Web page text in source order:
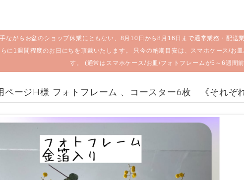
ながらお盆のショップ休業にともない、8月10日から8月16日まで通常業務・配送
に1週間程度のお日にちを頂戴いたします。 只今の納期目安は、スマホケース/お
す。 (通常はスマホケース/お皿/フォトフレームが5～6週間
ページH様 フォトフレーム 、コースター6枚 《それぞ